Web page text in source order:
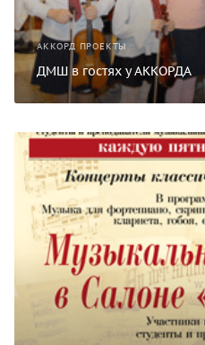
АККОРД ПРОЕКТЫ
ДМШ в гостях у АККОРДА